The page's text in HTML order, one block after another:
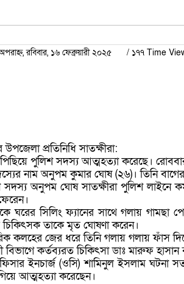
রবিবার, ১৬ ফেব্রুয়ারী ২০২৫ / ১৭৭ Time
প্রতিনিধি সাতক্ষীরা:
পিছিয়ে পুলিশ সদস্য আত্মহত্যা করেছে।
নাম অনুপম কুমার ঘোষ (২৬)। তিনি
অনুপম ঘোষ সাতক্ষীরা পুলিশ লাইনে
ঘরের সিলিং ফ্যানের সাথে গলায় গামছা
তাকে মৃত ঘোষণা করেন।
কলহের জের ধরে তিনি গলায় গলায় ফাঁস
কর্তব্যরত চিকিৎসা ডাঃ মারুফ
ইনচার্জ (ওসি) শামিনুল ইসলাম ঘটনা
আত্মহত্যা করেছেন।